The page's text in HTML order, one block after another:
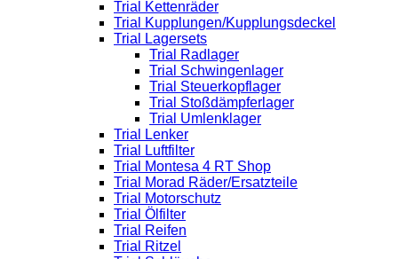
Trial Kettenräder
Trial Kupplungen/Kupplungsdeckel
Trial Lagersets
Trial Radlager
Trial Schwingenlager
Trial Steuerkopflager
Trial Stoßdämpferlager
Trial Umlenklager
Trial Lenker
Trial Luftfilter
Trial Montesa 4 RT Shop
Trial Morad Räder/Ersatzteile
Trial Motorschutz
Trial Ölfilter
Trial Reifen
Trial Ritzel